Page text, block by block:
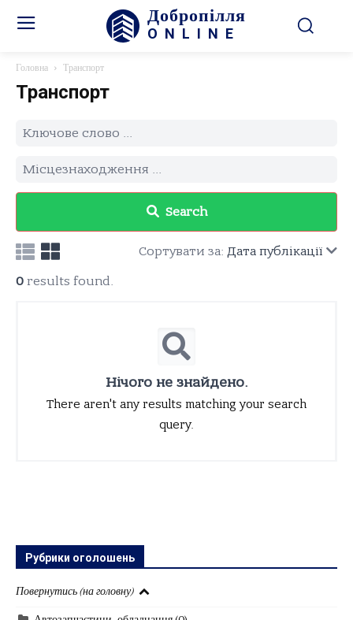
Добропілля
ONLINE
Головна Транспорт
Транспорт
Search
Сортувати за: Дата публікації
0 results found.
Нічого не знайдено.
There aren't any results matching your search
query.
Рубрики оголошень
Повернутись (на головну)